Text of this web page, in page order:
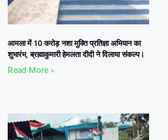
आमला में 10 करोड़ नशा मुक्ति प्रतिज्ञा अभियान का
शुभारंभ, ब्रह्माकुमारी हेमलता दीदी ने दिलाया संकल्प।
Read More »